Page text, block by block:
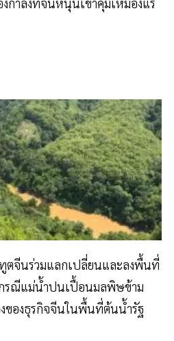
งกำลังที่จีนหนุนเข้าคุมเหมืองแร่
ตจีนร่วมแลกเปลี่ยนและลงพื้นที่
กรณีแม่น้ำปนเปื้อนมลพิษข้าม
ของธุรกิจจีนในพื้นที่ต้นน้ำรัฐ